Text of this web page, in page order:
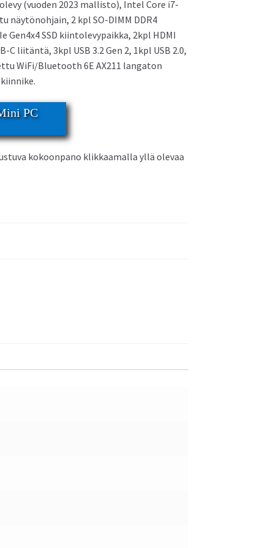
Asus NUC 12 Pro Mini PC
(vuoden 2023 mallisto), Intel Core i7-
näytönohjain, 2 kpl SO-DIMM DDR4
Gen4x4 SSD kiintolevypaikka, 2kpl HDMI
liitäntä, 3kpl USB 3.2 Gen 2, 1kpl USB 2.0,
WiFi/Bluetooth 6E AX211 langaton
PC
kokoonpano klikkaamalla yllä olevaa